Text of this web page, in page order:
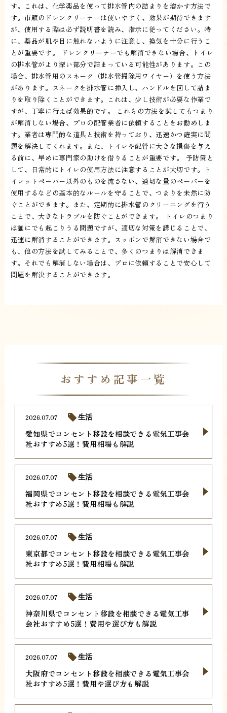
す。これは、化学薬品を使って排水管内の詰まりを溶かす方法で
す。市販のドレンクリーナーは使いやすく、効果が期待できます
が、使用する際は必ず説明書を読み、指示に従ってください。特
に、薬品が肌や目に触れないように注意し、換気を十分に行うこ
とが重要です。 ドレンクリーナーでも解消できない場合、トイレ
の排水管がより深い部分で詰まっている可能性があります。この
場合、排水管用のスネーク（排水管掃除用ワイヤー）を使う方法
があります。スネークを排水管に挿入し、ハンドルを回して詰ま
りを取り除くことができます。これは、少し技術が必要な作業で
すが、丁寧に行えば効果的です。 これらの方法を試してもつまり
が解消しない場合、プロの配管業者に依頼することをお勧めしま
す。業者は専門的な道具と技術を持っており、迅速かつ確実に問
題を解決してくれます。また、トイレや配管に大きな損傷を与え
る前に、早めに専門家の助けを借りることが重要です。 予防策と
して、日常的にトイレの使用方法に注意することが大切です。ト
イレットペーパー以外のものを流さない、適切な量のペーパーを
使用するなどの基本的なルールを守ることで、つまりを未然に防
ぐことができます。また、定期的に排水管のクリーニングを行う
ことで、大きなトラブルを防ぐことができます。 トイレのつまり
は誰にでも起こりうる問題ですが、適切な対策を講じることで、
迅速に解消することができます。スッポンで解消できない場合で
も、他の方法を試してみることで、多くのつまりは解消できま
す。それでも解消しない場合は、プロに依頼することで安心して
問題を解決することができます。
おすすめ記事一覧
愛知県でコンセント移設を相談できる電気工事会
社おすすめ5選！費用相場も解説
2026.07.07 生活
福岡県でコンセント移設を相談できる電気工事会
社おすすめ5選！費用相場も解説
2026.07.07 生活
東京都でコンセント移設を相談できる電気工事会
社おすすめ5選！費用相場も解説
2026.07.07 生活
神奈川県でコンセント移設を相談できる電気工事
会社おすすめ5選！費用や選び方も解説
2026.07.07 生活
大阪府でコンセント移設を相談できる電気工事会
社おすすめ5選！費用や選び方も解説
2026.07.07 生活